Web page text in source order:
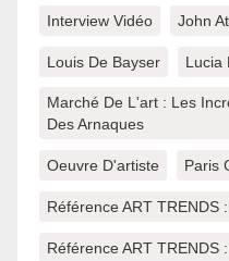
Interview Vidéo John
Louis De Bayser Lucia
Marché De L'art : Les
Des Arnaques
Oeuvre D'artiste Paris
Référence ART TRENDS
Référence ART TRENDS